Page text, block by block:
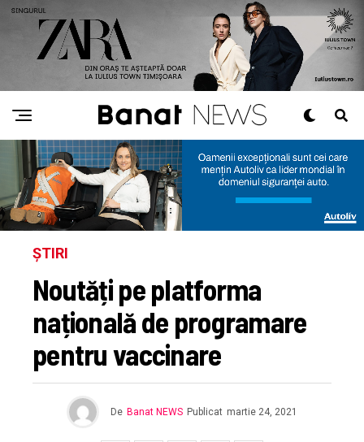
ȘTIRI
Noutăți pe platforma
națională de programare
pentru vaccinare
De Banat NEWS Publicat martie 24, 2021